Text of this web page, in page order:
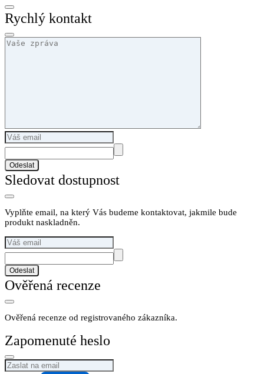
Rychlý kontakt
Odeslat
Sledovat dostupnost
Vyplňte email, na který Vás budeme kontaktovat, jakmile bude
produkt naskladněn.
Odeslat
Ověřená recenze
Ověřená recenze od registrovaného zákazníka.
Zapomenuté heslo